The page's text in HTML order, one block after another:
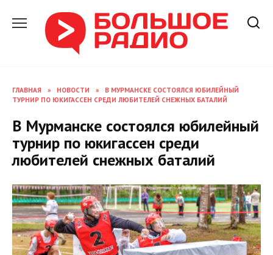
содержанию
ГЛАВНАЯ » НОВОСТИ »
В МУРМАНСКЕ СОСТОЯЛСЯ ЮБИЛЕЙНЫЙ
ТУРНИР ПО ЮКИГАССЕН СРЕДИ ЛЮБИТЕЛЕЙ СНЕЖНЫХ БАТАЛИЙ
В Мурманске состоялся юбилейный
турнир по юкигассен среди
любителей снежных баталий